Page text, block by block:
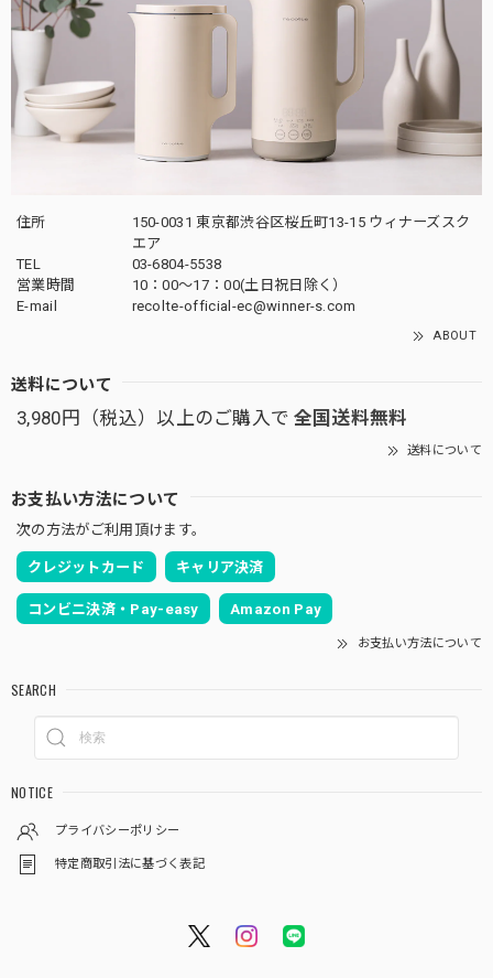
住所
150-0031 東京都渋谷区桜丘町13-15 ウィナーズスク
エア
TEL
03-6804-5538
営業時間
10：00〜17：00(土日祝日除く）
E-mail
recolte-official-ec@winner-s.com
ABOUT
送料について
3,980円（税込）以上のご購入で 全国送料無料
送料について
お支払い方法について
次の方法がご利用頂けます。
クレジットカード キャリア決済
コンビニ決済・Pay-easy Amazon Pay
お支払い方法について
SEARCH
NOTICE
プライバシーポリシー
特定商取引法に基づく表記